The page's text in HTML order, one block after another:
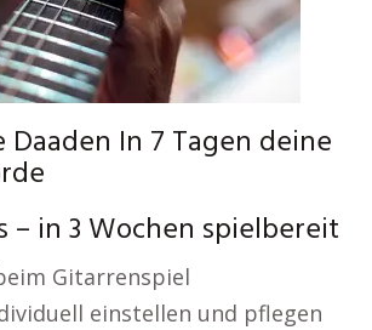
Daaden In 7 Tagen deine
– in 3 Wochen spielbereit
Gitarrenspiel
einstellen und pflegen